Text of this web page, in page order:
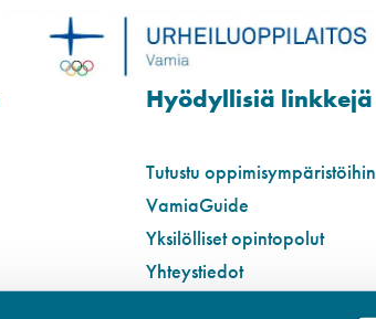
Hyödyllisiä linkkejä
Tutustu oppimisympäristöihin
VamiaGuide
Yksilölliset opintopolut
Yhteystiedot